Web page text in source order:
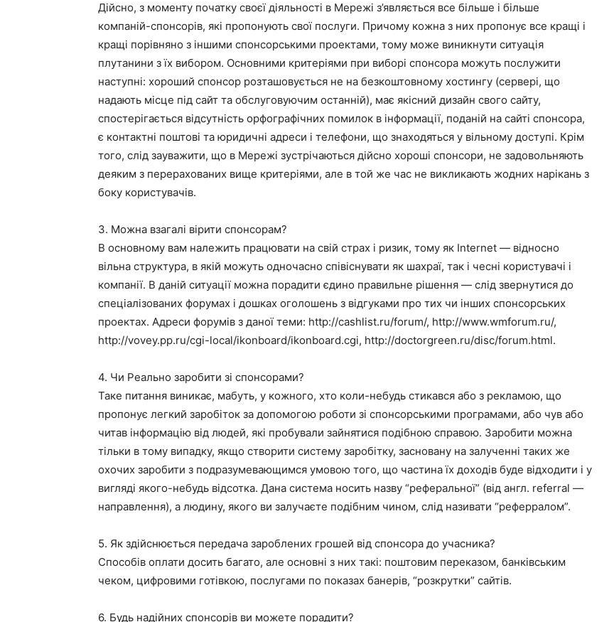
Дійсно, з моменту початку своєї діяльності в Мережі з’являється все більше і більше
компаній-спонсорів, які пропонують свої послуги. Причому кожна з них пропонує все кращі і
кращі порівняно з іншими спонсорськими проектами, тому може виникнути ситуація
плутанини з їх вибором. Основними критеріями при виборі спонсора можуть послужити
наступні: хороший спонсор розташовується не на безкоштовному хостингу (сервері, що
надають місце під сайт та обслуговуючим останній), має якісний дизайн свого сайту,
спостерігається відсутність орфографічних помилок в інформації, поданій на сайті спонсора,
є контактні поштові та юридичні адреси і телефони, що знаходяться у вільному доступі. Крім
того, слід зауважити, що в Мережі зустрічаються дійсно хороші спонсори, не задовольняють
деяким з перерахованих вище критеріями, але в той же час не викликають жодних нарікань з
боку користувачів.
3. Можна взагалі вірити спонсорам?
В основному вам належить працювати на свій страх і ризик, тому як Internet — відносно
вільна структура, в якій можуть одночасно співіснувати як шахраї, так і чесні користувачі і
компанії. В даній ситуації можна порадити єдино правильне рішення — слід звернутися до
спеціалізованих форумах і дошках оголошень з відгуками про тих чи інших спонсорських
проектах. Адреси форумів з даної теми: http://cashlist.ru/forum/, http://www.wmforum.ru/,
http://vovey.pp.ru/cgi-local/ikonboard/ikonboard.cgi, http://doctorgreen.ru/disc/forum.html.
4. Чи Реально заробити зі спонсорами?
Таке питання виникає, мабуть, у кожного, хто коли-небудь стикався або з рекламою, що
пропонує легкий заробіток за допомогою роботи зі спонсорськими програмами, або чув або
читав інформацію від людей, які пробували зайнятися подібною справою. Заробити можна
тільки в тому випадку, якщо створити систему заробітку, засновану на залученні таких же
охочих заробити з подразумевающимся умовою того, що частина їх доходів буде відходити і у
вигляді якого-небудь відсотка. Дана система носить назву “реферальної” (від англ. referral —
направлення), а людину, якого ви залучаєте подібним чином, слід називати “реферралом”.
5. Як здійснюється передача зароблених грошей від спонсора до учасника?
Способів оплати досить багато, але основні з них такі: поштовим переказом, банківським
чеком, цифровими готівкою, послугами по показах банерів, “розкрутки” сайтів.
6. Будь надійних спонсорів ви можете порадити?